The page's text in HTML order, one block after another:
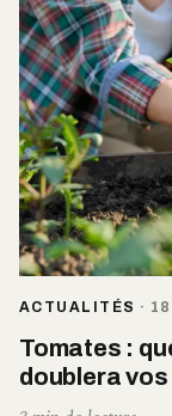
ACTUALITÉS ·
Tomates :
doublera